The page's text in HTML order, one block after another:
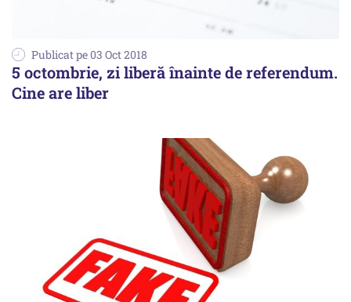
Publicat pe 03 Oct 2018
5 octombrie, zi liberă înainte de referendum.
Cine are liber